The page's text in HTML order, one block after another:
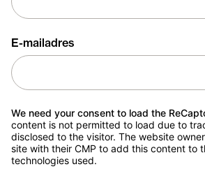
E-mailadres
We need your consent to load the
content is not permitted to load due to
disclosed to the visitor. The website
site with their CMP to add this content to
technologies used.